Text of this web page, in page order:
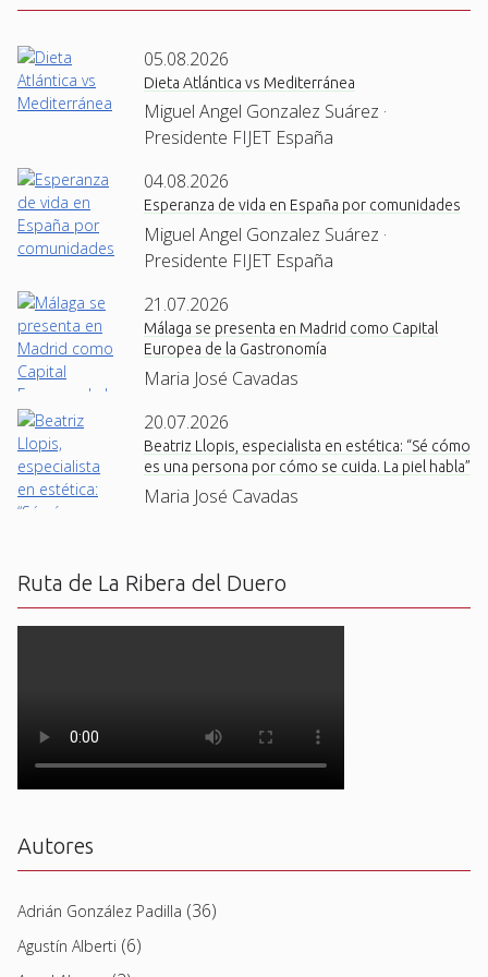
05.08.2026
Dieta Atlántica vs Mediterránea
Miguel Angel Gonzalez Suárez ·
Presidente FIJET España
04.08.2026
Esperanza de vida en España por comunidades
Miguel Angel Gonzalez Suárez ·
Presidente FIJET España
21.07.2026
Málaga se presenta en Madrid como Capital
Europea de la Gastronomía
Maria José Cavadas
20.07.2026
Beatriz Llopis, especialista en estética: “Sé cómo
es una persona por cómo se cuida. La piel habla”
Maria José Cavadas
Ruta de La Ribera del Duero
Autores
Adrián González Padilla (36)
Agustín Alberti (6)